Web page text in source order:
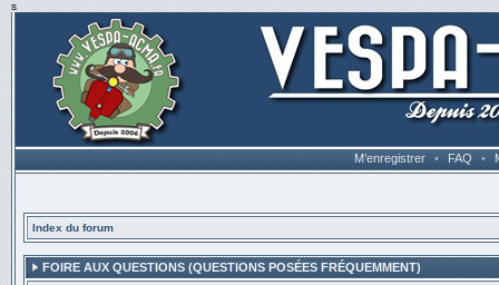
s
M’enregistrer • FAQ •
Index du forum
FOIRE AUX QUESTIONS (QUESTIONS POSÉES FRÉQUEMMENT)